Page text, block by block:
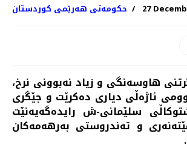
حکومەتی هەرێمی کوردستان 27
هاوسه‌نگی و زیاد نه‌بوونی نرخ،
ئاژه‌ڵی دیاری ده‌كرێت و جێگری
سلێمانی-ش رایده‌گه‌یه‌نێت
و ته‌ندروستی به‌رهه‌مه‌كان